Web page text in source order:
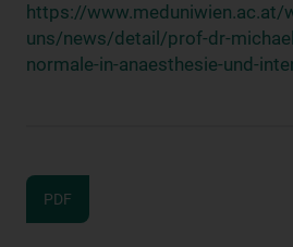
https://www.meduniwien.ac.at/
uns/news/detail/prof-dr-
normale-in-anaesthesie-und-
PDF